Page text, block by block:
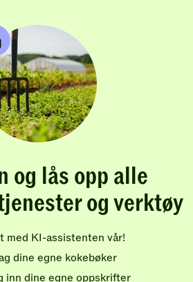
og lås opp alle
og verktøy
med KI-assistenten vår!
dine egne kokebøker
inn dine egne oppskrifter